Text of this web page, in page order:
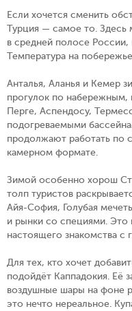
Если хочется сменить
Турция — самое то. Здесь
в средней полосе России,
Температура на
Анталья, Аланья и Кемер
прогулок по набережным,
Перге, Аспендосу,
подогреваемыми
продолжают работать по
камерном формате.
Зимой особенно хорош
толп туристов
Айя-София, Голубая
и рынки со специями.
настоящего знакомства с
Для тех, кто хочет
подойдёт Каппадокия. Её
воздушные шары на фоне
это нечто нереальное.